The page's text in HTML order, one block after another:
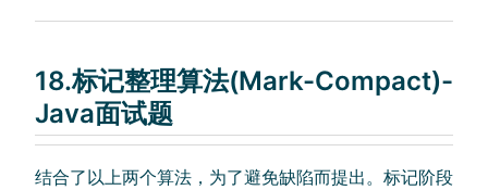
18.标记整理算法(Mark-Compact)-
Java面试题
结合了以上两个算法，为了避免缺陷而提出。标记阶段